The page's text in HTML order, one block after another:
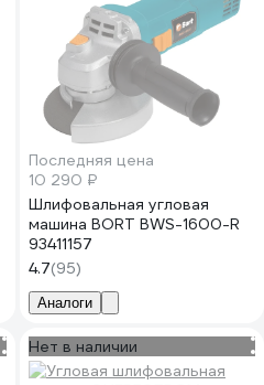
Последняя цена
10 290 ₽
Шлифовальная угловая
машина BORT BWS-1600-R
93411157
4.7(95)
Аналоги
Нет в наличии